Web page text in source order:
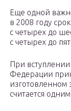
Еще одной
в 2008 году
с четырех до
с четырех до
При
Федерации
изготовленном
считается